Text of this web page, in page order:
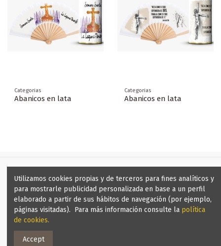
Categorias
Abanicos en lata
Categorias
Abanicos en lata
Contact us
Utilizamos cookies propias y de terceros para fines analíticos y
para mostrarle publicidad personalizada en base a un perfil
elaborado a partir de sus hábitos de navegación (por ejemplo,
páginas visitadas). Para más información consulte la política
de cookies.
Accept